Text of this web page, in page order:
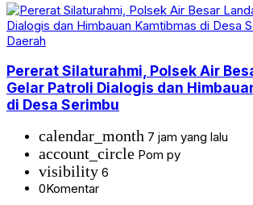
Daerah
Pererat Silaturahmi, Polsek Air
Gelar Patroli Dialogis dan
di Desa Serimbu
calendar_month 7 jam yang lalu
account_circle Pom py
visibility 6
0Komentar